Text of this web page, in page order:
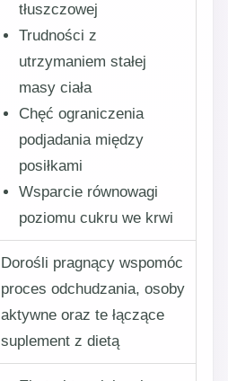
tłuszczowej
Trudności z
utrzymaniem stałej
masy ciała
Chęć ograniczenia
podjadania między
posiłkami
Wsparcie równowagi
poziomu cukru we krwi
Dorośli pragnący wspomóc
proces odchudzania, osoby
aktywne oraz te łączące
suplement z dietą